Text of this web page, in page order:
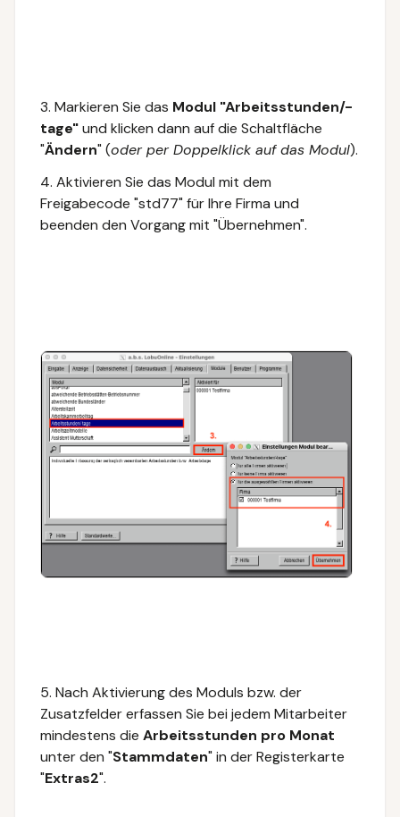
3. Markieren Sie das Modul "Arbeitsstunden/-
tage"und klicken dann auf die Schaltfläche
"Ändern" (oder per Doppelklick auf das Modul).
4. Aktivieren Sie das Modul mit dem
Freigabecode "std77" für Ihre Firma und
beenden den Vorgang mit "Übernehmen".
5. Nach Aktivierung des Moduls bzw. der
Zusatzfelder erfassen Sie bei jedem Mitarbeiter
mindestens die Arbeitsstunden pro Monat
unter den "Stammdaten" in der Registerkarte
"Extras2".